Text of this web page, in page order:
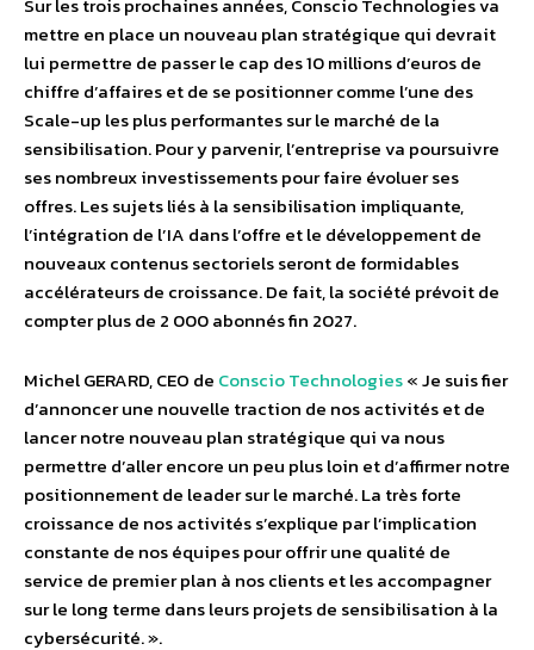
mettre en place un nouveau plan stratégique qui devrait
lui permettre de passer le cap des 10 millions d’euros de
chiffre d’affaires et de se positionner comme l’une des
Scale-up les plus performantes sur le marché de la
sensibilisation. Pour y parvenir, l’entreprise va poursuivre
ses nombreux investissements pour faire évoluer ses
offres. Les sujets liés à la sensibilisation impliquante,
l’intégration de l’IA dans l’offre et le développement de
nouveaux contenus sectoriels seront de formidables
accélérateurs de croissance. De fait, la société prévoit de
compter plus de 2 000 abonnés fin 2027.
Michel GERARD, CEO de Conscio Technologies« Je suis fier
d’annoncer une nouvelle traction de nos activités et de
lancer notre nouveau plan stratégique qui va nous
permettre d’aller encore un peu plus loin et d’affirmer notre
positionnement de leader sur le marché. La très forte
croissance de nos activités s’explique par l’implication
constante de nos équipes pour offrir une qualité de
service de premier plan à nos clients et les accompagner
sur le long terme dans leurs projets de sensibilisation à la
cybersécurité. ».